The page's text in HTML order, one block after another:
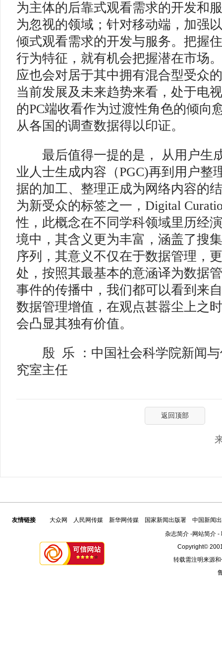
为主体的后靠式观看需求的开发和
为忽视的领域；针对移动端，加强
倾式观看需求的开发与服务。把握
行为特征，就有机会把握潜在市场
应也会对居于其中拥有混合型受众
当前发展及未来趋势来看，处于电
的PC端收看作为过渡性角色的倾向
从各国的调查数据得以印证。
最后值得一提的是， 从用户生
业人士生成内容（PGC)再到用户整
据的加工、整理正成为网络内容的
为新受众的标签之一，Digital
性，此概念在不同学科领域里历经
境中，其含义更为丰富，涵盖了搜
序列，其意义不仅在于数据管理，
处，按照其最基本的意涵译为数据
事件的传播中，我们都可以看到来
数据管理增值，在观点甚嚣尘上之
会凸显其独有价值。
殷 乐 ：中国社会科学院新闻与
究室主任
返回顶部
友情链接 大众网 人民网传媒 新华网传媒 国家新闻出版署
中国新闻
杂志简介-网站简介-
Copyright©
转载需注明来源